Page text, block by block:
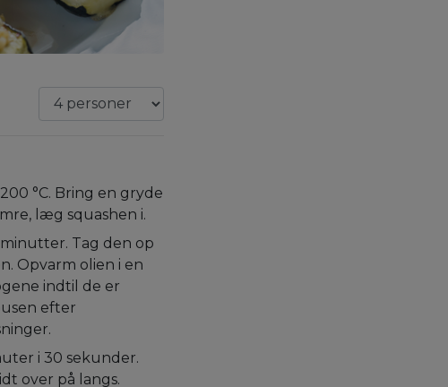
°C. Bring en gryde
læg squashen i.
minutter. Tag den op
Opvarm olien i en
indtil de er
efter
i 30 sekunder.
over på langs.